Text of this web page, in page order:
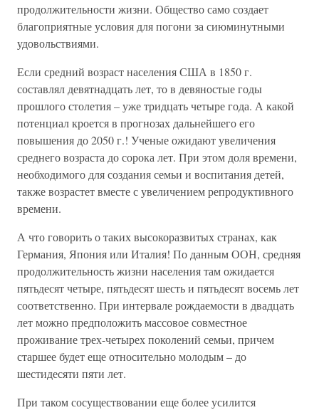
продолжительности жизни. Общество само создает
благоприятные условия для погони за сиюминутными
удовольствиями.
Если средний возраст населения США в 1850 г.
составлял девятнадцать лет, то в девяностые годы
прошлого столетия – уже тридцать четыре года. А какой
потенциал кроется в прогнозах дальнейшего его
повышения до 2050 г.! Ученые ожидают увеличения
среднего возраста до сорока лет. При этом доля времени,
необходимого для создания семьи и воспитания детей,
также возрастет вместе с увеличением репродуктивного
времени.
А что говорить о таких высокоразвитых странах, как
Германия, Япония или Италия! По данным ООН, средняя
продолжительность жизни населения там ожидается
пятьдесят четыре, пятьдесят шесть и пятьдесят восемь лет
соответственно. При интервале рождаемости в двадцать
лет можно предположить массовое совместное
проживание трех-четырех поколений семьи, причем
старшее будет еще относительно молодым – до
шестидесяти пяти лет.
При таком сосуществовании еще более усилится